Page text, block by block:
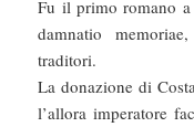
Fu il primo romano a
damnatio
traditori.
La donazione di
l’allora imperatore